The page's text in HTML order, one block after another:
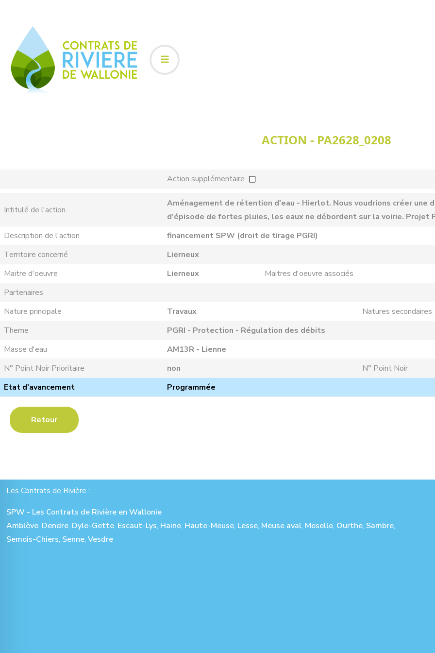
ACTION - PA2628_0208
Action supplémentaire
Intitulé de l'action
Aménagement de rétention d'eau - Hierlot. Nous voudrions créer une
d'épisode de fortes pluies, les eaux ne débordent sur la voirie. Projet
Description de l'action
financement SPW (droit de tirage PGRI)
Territoire concerné
Lierneux
Maitre d'oeuvre
Lierneux
Maitres d'oeuvre associés
Partenaires
Nature principale
Travaux
Natures secondaires
Theme
PGRI - Protection - Régulation des débits
Masse d'eau
AM13R - Lienne
N° Point Noir Prioritaire
non
N° Point Noir
Etat d'avancement
Programmée
Retour
Les Contrats de Rivière :
SPW - Les Contrats de Rivière en Wallonie
Amblève, Dendre, Dyle-Gette, Escaut-Lys, Haine, Haute-Meuse, Lesse, Meuse aval, Moselle, Ourthe, Sambre,
Semois-Chiers, Senne, Vesdre